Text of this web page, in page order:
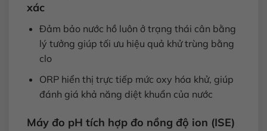
xác
Đảm bảo nước hồ luôn ở trạng thái cân bằng
lý tưởng giúp tối ưu hiệu quả khử trùng bằng
clo
ORP hiển thị trực tiếp mức oxy hóa khử, giúp
đánh giá khả năng diệt khuẩn của nước
Máy đo pH tích hợp đo nồng độ ion (ISE)